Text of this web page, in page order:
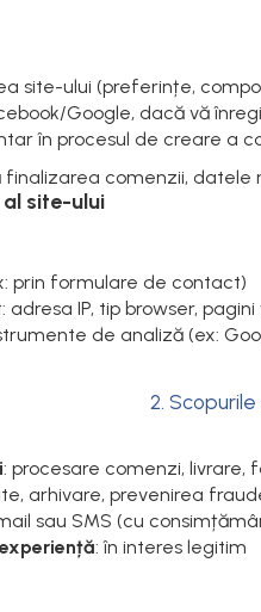
site-ului (preferințe,
Google, dacă vă
în procesul de creare a
comenzii,
site-ului
prin formulare de contact)
IP, tip browser,
de analiză (ex:
2.
: procesare comenzi, livrare,
arhivare, prevenirea
sau SMS (cu
: în interes legitim